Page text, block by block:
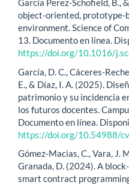
García Perez-Schofield, B.,
object-oriented, prototype-
environment. Science of
13. Documento en línea.
https://doi.org/10.1016/
García, D. C., Cáceres-
E., & Díaz, I. A. (2025).
patrimonio y su incidencia
los futuros docentes.
Documento en línea.
https://doi.org/10.54988/
Gómez-Macias, C., Vara, J.
Granada, D. (2024). A
smart contract